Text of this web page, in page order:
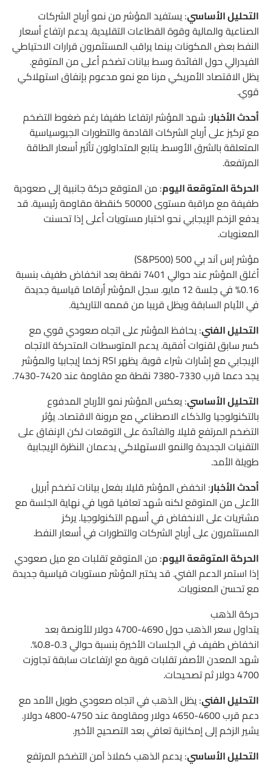
التحليل الأساسي: يستفيد المؤشر من نمو أرباح الشركات
الصناعية والمالية وقوة القطاعات التقليدية. يدعم ارتفاع أسعار
النفط بعض المكونات بينما يراقب المستثمرون قرارات الاحتياطي
الفيدرالي حول الفائدة وسط بيانات تضخم أعلى من المتوقع.
يظل الاقتصاد الأمريكي مرنا مع نمو مدعوم بإنفاق استهلاكي
قوي.
أحدث الأخبار: شهد المؤشر ارتفاعا طفيفا رغم ضغوط التضخم
مع تركيز على أرباح الشركات القادمة والتطورات الجيوسياسية
المتعلقة بالشرق الأوسط. يتابع المتداولون تأثير أسعار الطاقة
المرتفعة.
الحركة المتوقعة اليوم: من المتوقع حركة جانبية إلى صعودية
طفيفة مع مراقبة مستوى 50000 كنقطة مقاومة رئيسية. قد
يدفع الزخم الإيجابي نحو اختبار مستويات أعلى إذا تحسنت
المعنويات.
مؤشر إس آند بي 500 (S&P500)
أغلق المؤشر عند حوالي 7401 نقطة بعد انخفاض طفيف بنسبة
0.16% في جلسة 12 مايو. سجل المؤشر أرقاما قياسية جديدة
في الأيام السابقة ويظل قريبا من قممه التاريخية.
التحليل الفني: يحافظ المؤشر على اتجاه صعودي قوي مع
كسر سابق لقنوات أفقية. يدعم المتوسطات المتحركة الاتجاه
الإيجابي مع إشارات شراء قوية. يظهر RSI زخما إيجابيا والمؤشر
يجد دعما قرب 7330-7380 نقطة مع مقاومة عند 7420-7430.
التحليل الأساسي: يعكس المؤشر نمو الأرباح المدفوع
بالتكنولوجيا والذكاء الاصطناعي مع مرونة الاقتصاد. يؤثر
التضخم المرتفع قليلا والفائدة على التوقعات لكن الإنفاق على
التقنيات الجديدة والنمو الاستهلاكي يدعمان النظرة الإيجابية
طويلة الأمد.
أحدث الأخبار: انخفض المؤشر قليلا بفعل بيانات تضخم أبريل
الأعلى من المتوقع لكنه شهد تعافيا قويا في نهاية الجلسة مع
مشتريات على الانخفاض في أسهم التكنولوجيا. يركز
المستثمرون على أرباح الشركات والتطورات في أسعار النفط.
الحركة المتوقعة اليوم: من المتوقع تقلبات مع ميل صعودي
إذا استمر الدعم الفني. قد يختبر المؤشر مستويات قياسية جديدة
مع تحسن المعنويات.
حركة الذهب
يتداول سعر الذهب حول 4690-4700 دولار للأونصة بعد
انخفاض طفيف في الجلسات الأخيرة بنسبة حوالي 0.3-0.8%.
شهد المعدن الأصفر تقلبات قوية مع ارتفاعات سابقة تجاوزت
4700 دولار ثم تصحيحات.
التحليل الفني: يظل الذهب في اتجاه صعودي طويل الأمد مع
دعم قرب 4600-4650 دولار ومقاومة عند 4750-4800 دولار.
يشير الزخم إلى إمكانية تعافي بعد التصحيح الأخير.
التحليل الأساسي: يدعم الذهب كملاذ آمن التضخم المرتفع